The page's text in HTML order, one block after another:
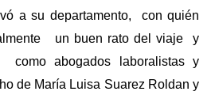
a su departamento, con quién
un buen rato del viaje y
como abogados laboralistas y
de María Luisa Suarez Roldan y